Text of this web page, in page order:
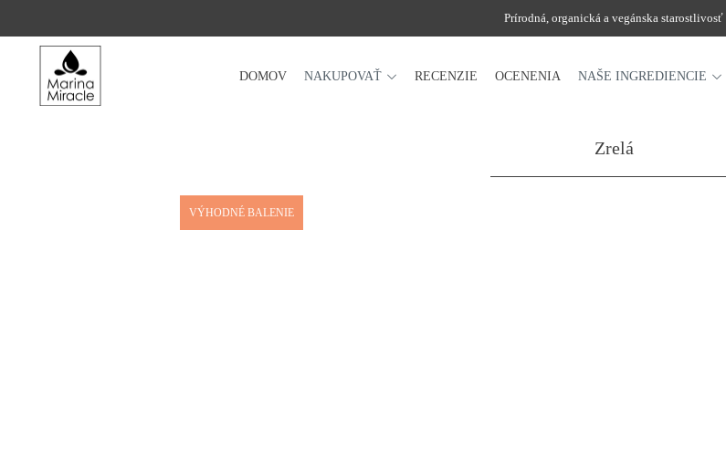
Prírodná, organická a vegánska starostlivosť
DOMOV NAKUPOVAŤ RECENZIE OCENENIA NAŠE INGREDIENCIE
Zrelá
VÝHODNÉ BALENIE
DOMOV